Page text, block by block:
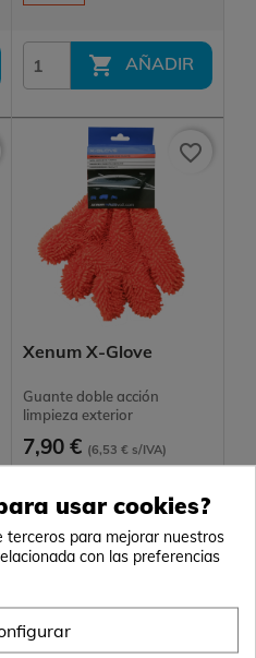
 AÑADIR
Xenum X-Glove
Guante doble acción
limpieza exterior
7,90 € (6,53 € s/IVA)
Formato
 AÑADIR
favorite_border
usar cookies?
terceros para mejorar nuestros
con las preferencias